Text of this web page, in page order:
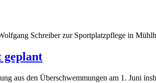
Schreiber zur Sportplatzpflege in
geplant
aus den Überschwemmungen am 1. Juni